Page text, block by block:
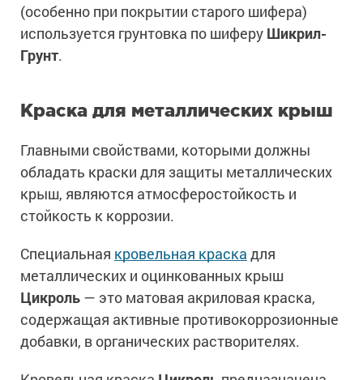
(особенно при покрытии старого шифера)
используется грунтовка по шиферу Шикрил-
Грунт.
Краска для металлических крыш
Главными свойствами, которыми должны
обладать краски для защиты металлических
крыш, являются атмосферостойкость и
стойкость к коррозии.
Специальная кровельная краска для
металлических и оцинкованных крыш
Цикроль — это матовая акриловая краска,
содержащая активные противокоррозионные
добавки, в органических растворителях.